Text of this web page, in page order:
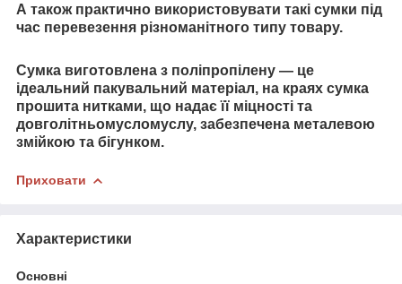
А також практично використовувати такі сумки під
час перевезення різноманітного типу товару.
Сумка виготовлена з поліпропілену — це
ідеальний пакувальний матеріал, на краях сумка
прошита нитками, що надає її міцності та
довголітньомусломуслу, забезпечена металевою
змійкою та бігунком.
Приховати
Характеристики
Основні